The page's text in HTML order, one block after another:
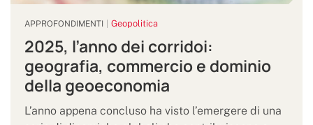
APPROFONDIMENTI Geopolitica
2025, l’anno dei corridoi:
geografia, commercio e dominio
della geoeconomia
L’anno appena concluso ha visto l’emergere di una